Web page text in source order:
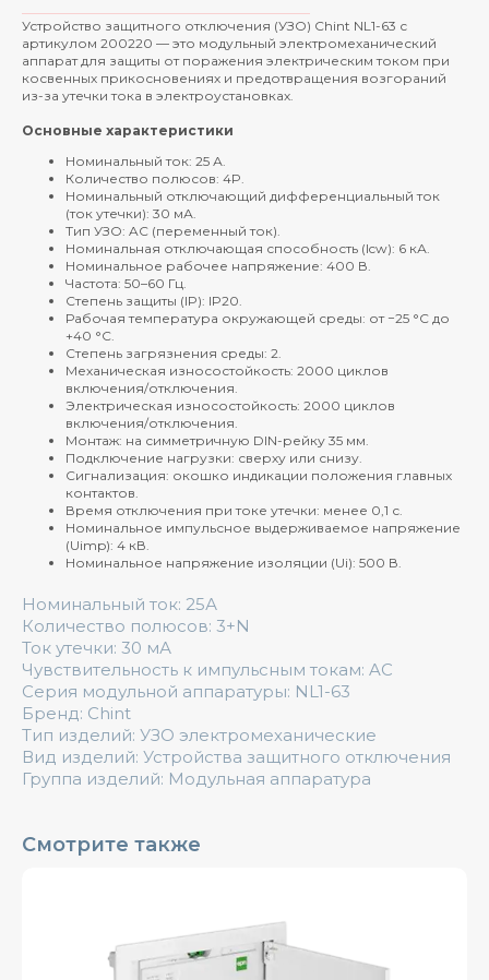
Устройство защитного отключения (УЗО) Chint NL1-63 с
артикулом 200220 — это модульный электромеханический
аппарат для защиты от поражения электрическим током при
косвенных прикосновениях и предотвращения возгораний
из-за утечки тока в электроустановках.
Основные характеристики
Номинальный ток: 25 А.
Количество полюсов: 4P.
Номинальный отключающий дифференциальный ток
(ток утечки): 30 мА.
Тип УЗО: AC (переменный ток).
Номинальная отключающая способность (Icw): 6 кА.
Номинальное рабочее напряжение: 400 В.
Частота: 50–60 Гц.
Степень защиты (IP): IP20.
Рабочая температура окружающей среды: от −25 °C до
+40 °C.
Степень загрязнения среды: 2.
Механическая износостойкость: 2000 циклов
включения/отключения.
Электрическая износостойкость: 2000 циклов
включения/отключения.
Монтаж: на симметричную DIN-рейку 35 мм.
Подключение нагрузки: сверху или снизу.
Сигнализация: окошко индикации положения главных
контактов.
Время отключения при токе утечки: менее 0,1 с.
Номинальное импульсное выдерживаемое напряжение
(Uimp): 4 кВ.
Номинальное напряжение изоляции (Ui): 500 В.
Номинальный ток: 25А
Количество полюсов: 3+N
Ток утечки: 30 мА
Чувствительность к импульсным токам: AC
Серия модульной аппаратуры: NL1-63
Бренд: Chint
Тип изделий: УЗО электромеханические
Вид изделий: Устройства защитного отключения
Группа изделий: Модульная аппаратура
Смотрите также